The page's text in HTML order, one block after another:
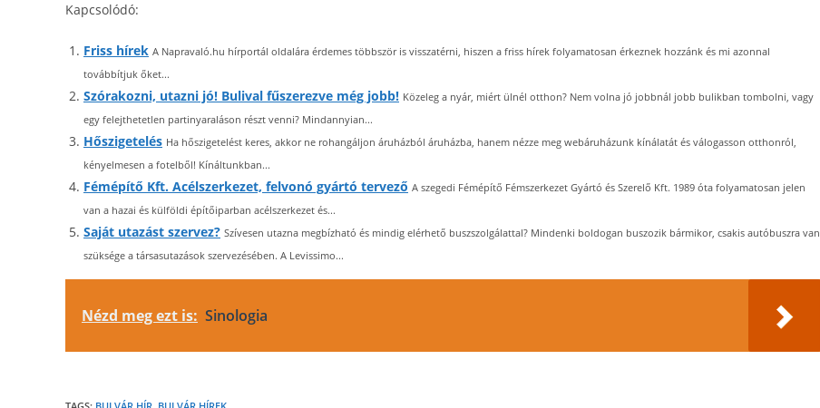
Kapcsolódó:
Friss hírek A Napravaló.hu hírportál oldalára érdemes többször is visszatérni, hiszen a friss hírek folyamatosan érkeznek hozzánk és mi azonnal
továbbítjuk őket...
Szórakozni, utazni jó! Bulival fűszerezve még jobb! Közeleg a nyár, miért ülnél otthon? Nem volna jó jobbnál jobb bulikban tombolni, vagy
egy felejthetetlen partinyaraláson részt venni? Mindannyian...
Hőszigetelés Ha hőszigetelést keres, akkor ne rohangáljon áruházból áruházba, hanem nézze meg webáruházunk kínálatát és válogasson otthonról,
kényelmesen a fotelből! Kínáltunkban...
Fémépítő Kft. Acélszerkezet, felvonó gyártó tervező A szegedi Fémépítő Fémszerkezet Gyártó és Szerelő Kft. 1989 óta folyamatosan jelen
van a hazai és külföldi építőiparban acélszerkezet és...
Saját utazást szervez? Szívesen utazna megbízható és mindig elérhető buszszolgálattal? Mindenki boldogan buszozik bármikor, csakis autóbuszra van
szüksége a társasutazások szervezésében. A Levissimo...
Nézd meg ezt is: Sinologia